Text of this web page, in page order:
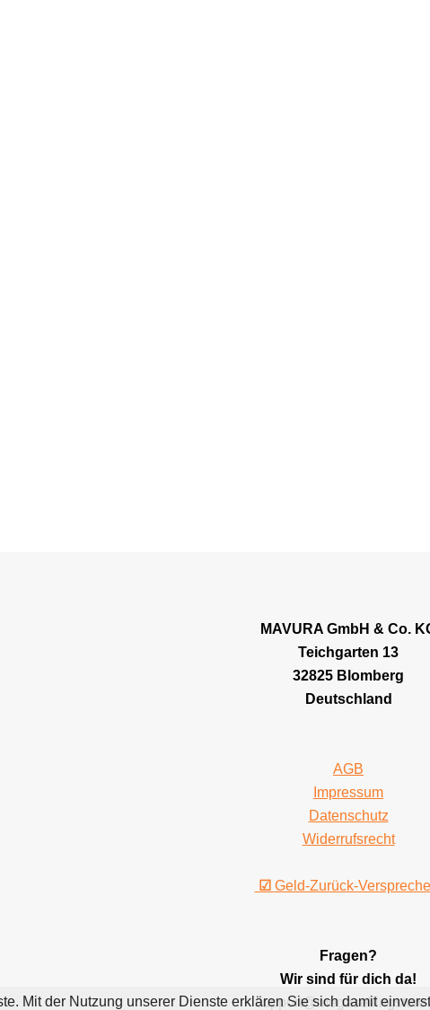
MAVURA GmbH & Co.
Teichgarten 13
32825 Blomberg
Deutschland
AGB
Impressum
Datenschutz
Widerrufsrecht
☑ Geld-Zurück-
Fragen?
Wir sind für dich da!
Mit der Nutzung unserer Dienste erklären Sie sich damit